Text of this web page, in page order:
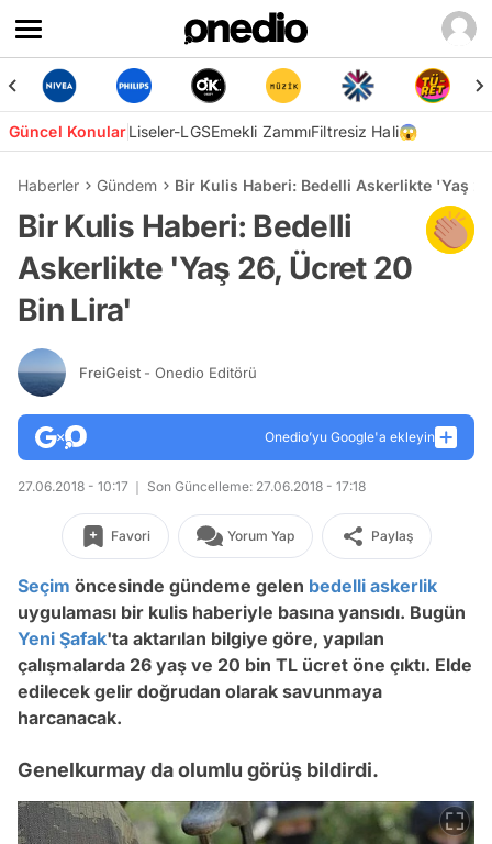
Güncel KonularLiseler-LGSEmekli ZammıFiltresiz Hali😱
Haberler Gündem Bir Kulis Haberi: Bedelli Askerlikte 'Yaş
Bir Kulis Haberi: Bedelli
Askerlikte 'Yaş 26, Ücret 20
Bin Lira'
FreiGeist - Onedio Editörü
Onedio’yu Google'a ekleyin
27.06.2018 - 10:17 Son Güncelleme: 27.06.2018 - 17:18
Favori Yorum Yap Paylaş
Seçim öncesinde gündeme gelen bedelli askerlik
uygulaması bir kulis haberiyle basına yansıdı. Bugün
Yeni Şafak'ta aktarılan bilgiye göre, yapılan
çalışmalarda 26 yaş ve 20 bin TL ücret öne çıktı. Elde
edilecek gelir doğrudan olarak savunmaya
harcanacak.
Genelkurmay da olumlu görüş bildirdi.